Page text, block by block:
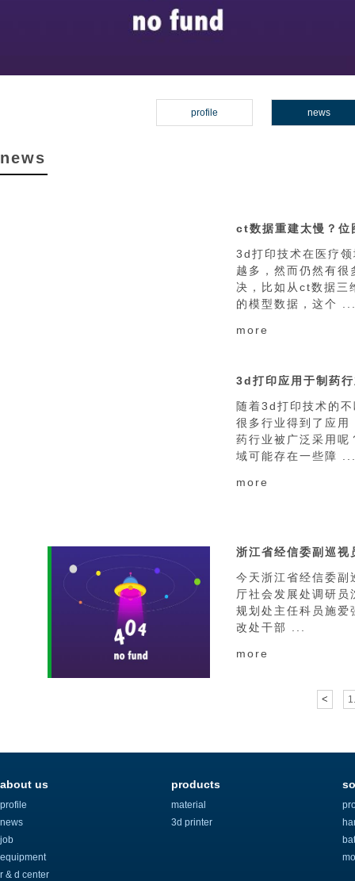
profile news
news
3d打印技术在医疗
越多，然而仍然有很
决，比如从ct数据三
的模型数据，这个
more
随着3d打印技术的
很多行业得到了应用
药行业被广泛采用
域可能存在一些障
more
今天浙江省经信委副
厅社会发展处调研
规划处主任科员施爱
改处干部 ...
more
<
about us
profile
news
job
equipment
r & d center
products
material
3d printer